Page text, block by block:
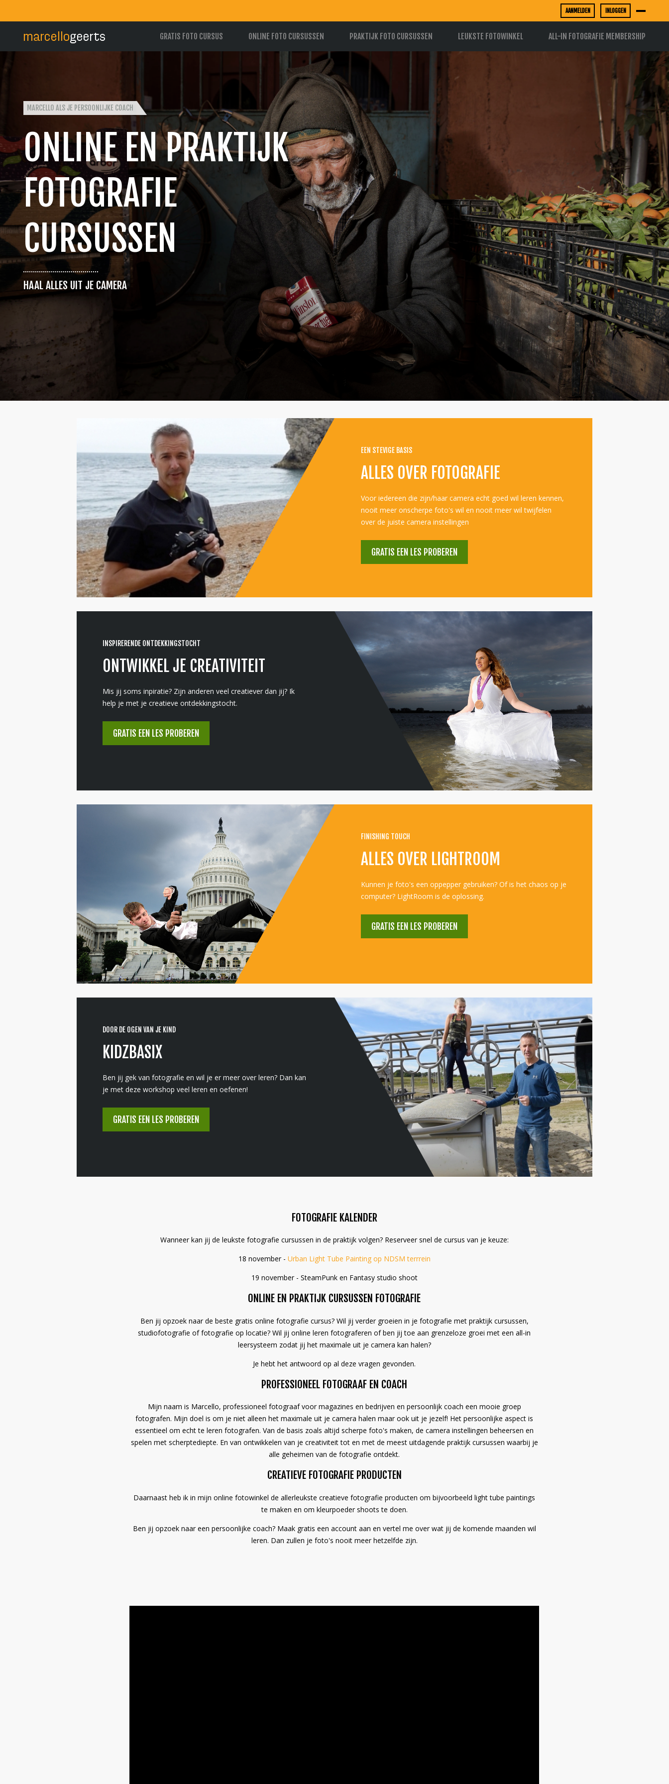
AANMELDEN INLOGGEN
GRATIS FOTO CURSUS ONLINE FOTO CURSUSSEN PRAKTIJK FOTO CURSUSSEN LEUKSTE FOTOWINKEL ALL-IN FOTOGRAFIE MEMBERSHIP
MARCELLO ALS JE PERSOONLIJKE COACH
ONLINE EN PRAKTIJK
FOTOGRAFIE
CURSUSSEN
HAAL ALLES UIT JE CAMERA
EEN STEVIGE BASIS
ALLES OVER FOTOGRAFIE
Voor iedereen die zijn/haar camera echt goed wil leren kennen,
nooit meer onscherpe foto's wil en nooit meer wil twijfelen
over de juiste camera instellingen
GRATIS EEN LES PROBEREN
INSPIRERENDE ONTDEKKINGSTOCHT
ONTWIKKEL JE CREATIVITEIT
Mis jij soms inpiratie? Zijn anderen veel creatiever dan jij? Ik
help je met je creatieve ontdekkingstocht.
GRATIS EEN LES PROBEREN
FINISHING TOUCH
ALLES OVER LIGHTROOM
Kunnen je foto's een oppepper gebruiken? Of is het chaos op je
computer? LightRoom is de oplossing.
GRATIS EEN LES PROBEREN
DOOR DE OGEN VAN JE KIND
KIDZBASIX
Ben jij gek van fotografie en wil je er meer over leren? Dan kan
je met deze workshop veel leren en oefenen!
GRATIS EEN LES PROBEREN
FOTOGRAFIE KALENDER
Wanneer kan jij de leukste fotografie cursussen in de praktijk volgen? Reserveer snel de cursus van je keuze:
18 november - Urban Light Tube Painting op NDSM terrrein
19 november - SteamPunk en Fantasy studio shoot
ONLINE EN PRAKTIJK CURSUSSEN FOTOGRAFIE
Ben jij opzoek naar de beste gratis online fotografie cursus? Wil jij verder groeien in je fotografie met praktijk cursussen,
studiofotografie of fotografie op locatie? Wil jij online leren fotograferen of ben jij toe aan grenzeloze groei met een all-in
leersysteem zodat jij het maximale uit je camera kan halen?
Je hebt het antwoord op al deze vragen gevonden.
PROFESSIONEEL FOTOGRAAF EN COACH
Mijn naam is Marcello, professioneel fotograaf voor magazines en bedrijven en persoonlijk coach een mooie groep
fotografen. Mijn doel is om je niet alleen het maximale uit je camera halen maar ook uit je jezelf! Het persoonlijke aspect is
essentieel om echt te leren fotografen. Van de basis zoals altijd scherpe foto's maken, de camera instellingen beheersen en
spelen met scherptediepte. En van ontwikkelen van je creativiteit tot en met de meest uitdagende praktijk cursussen waarbij je
alle geheimen van de fotografie ontdekt.
CREATIEVE FOTOGRAFIE PRODUCTEN
Daarnaast heb ik in mijn online fotowinkel de allerleukste creatieve fotografie producten om bijvoorbeeld light tube paintings
te maken en om kleurpoeder shoots te doen.
Ben jij opzoek naar een persoonlijke coach? Maak gratis een account aan en vertel me over wat jij de komende maanden wil
leren. Dan zullen je foto's nooit meer hetzelfde zijn.